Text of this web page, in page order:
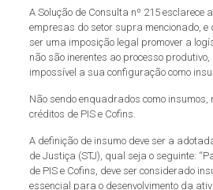
A Solução de Consulta nº 215 esclarece
empresas do setor supra mencionado, e
ser uma imposição legal promover a
não são inerentes ao processo
impossível a sua configuração como
Não sendo enquadrados como insumos,
créditos de PIS e Cofins.
A definição de insumo deve ser a
de Justiça (STJ), qual seja o seguinte:
de PIS e Cofins, deve ser considerado
essencial para o desenvolvimento da